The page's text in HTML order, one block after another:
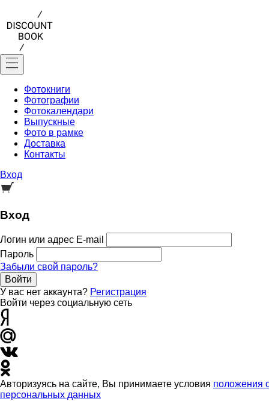
Фотокниги
Фотографии
Фотокалендари
Выпускные
Фото в рамке
Доставка
Контакты
Вход
Вход
Логин или адрес E-mail
Пароль
Забыли свой пароль?
Войти
У вас нет аккаунта? Регистрация
Войти через социальную сеть
Авторизуясь на сайте, Вы принимаете условия положения
персональных данных